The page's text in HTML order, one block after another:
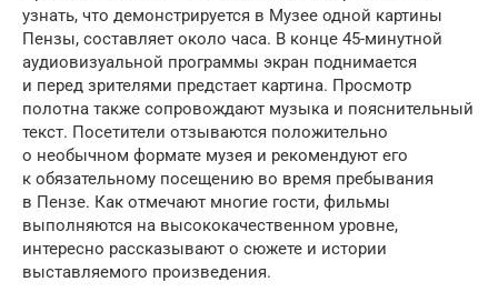
узнать, что демонстрируется в Музее одной картины
Пензы, составляет около часа. В конце 45-минутной
аудиовизуальной программы экран поднимается
и перед зрителями предстает картина. Просмотр
полотна также сопровождают музыка и пояснительный
текст. Посетители отзываются положительно
о необычном формате музея и рекомендуют его
к обязательному посещению во время пребывания
в Пензе. Как отмечают многие гости, фильмы
выполняются на высококачественном уровне,
интересно рассказывают о сюжете и истории
выставляемого произведения.